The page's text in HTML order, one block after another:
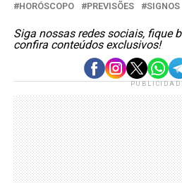
HORÓSCOPO
PREVISÕES SIGNOS
Siga nossas redes sociais, fique
confira conteúdos exclusivos!